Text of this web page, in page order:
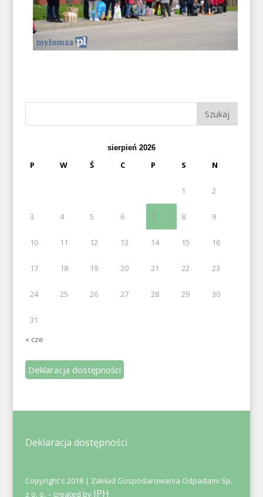
sierpień 2026
P W Ś C P S N
1 2
3 4 5 6 7 8 9
10 11 12 13 14 15 16
17 18 19 20 21 22 23
24 25 26 27 28 29 30
31
« cze
Deklaracja dostępności
Deklaracja dostępności
Copyright's 2018 | Zakład Gospodarowania Odpadami Sp.
z o. o. – created by IPH